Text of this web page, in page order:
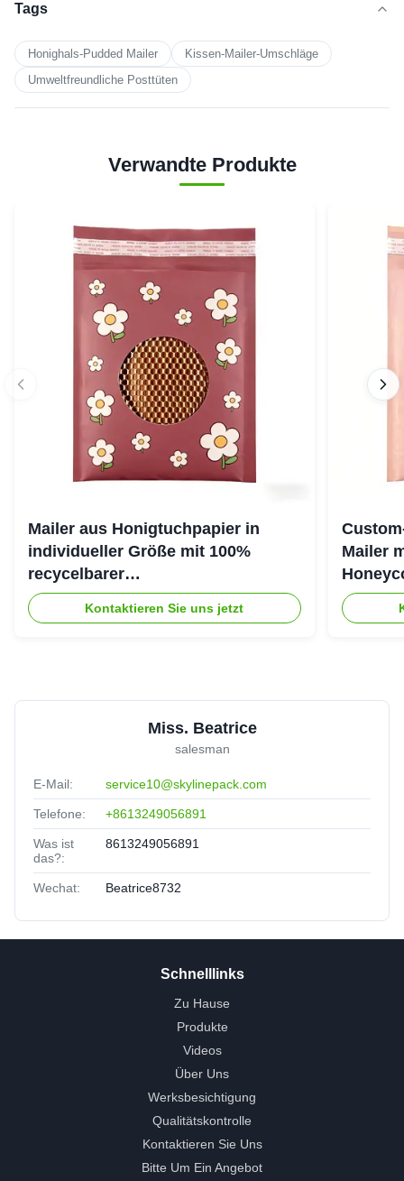
Tags
Honighals-Pudded Mailer
Kissen-Mailer-Umschläge
Umweltfreundliche Posttüten
Verwandte Produkte
Mailer aus Honigtuchpapier in
individueller Größe mit 100%
recycelbarer
Honigtuchkissenstruktur für
umweltschützende Verpackungen
Kontaktieren Sie uns jetzt
Mailer
Miss. Beatrice
salesman
E-Mail: service10@skylinepack.com
Telefone: +8613249056891
Was ist
das?:
8613249056891
Wechat: Beatrice8732
Schnelllinks
Zu Hause
Produkte
Videos
Über Uns
Werksbesichtigung
Qualitätskontrolle
Kontaktieren Sie Uns
Bitte Um Ein Angebot